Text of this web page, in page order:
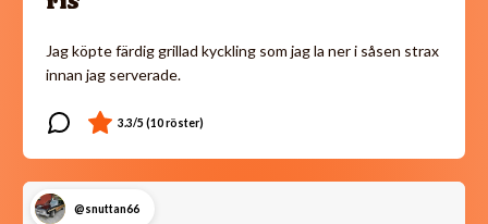
Jag köpte färdig grillad kyckling som jag la ner i såsen strax
innan jag serverade.
@snuttan66